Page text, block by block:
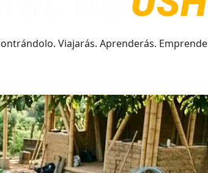
Viajarás. Aprenderás.